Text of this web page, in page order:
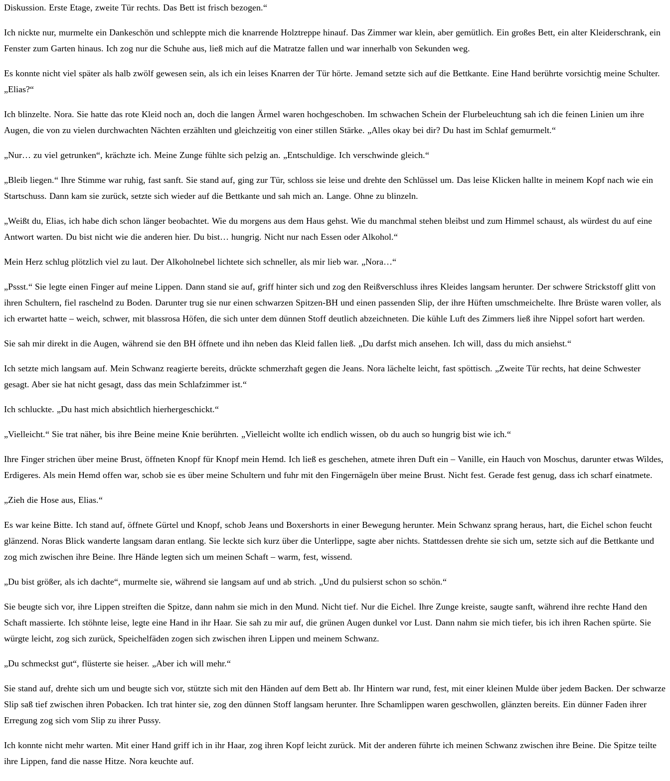
Diskussion. Erste Etage, zweite Tür rechts. Das Bett ist frisch bezogen.“
Ich nickte nur, murmelte ein Dankeschön und schleppte mich die knarrende Holztreppe hinauf. Das Zimmer war klein, aber gemütlich. Ein großes Bett, ein alter Kleiderschrank, ein
Fenster zum Garten hinaus. Ich zog nur die Schuhe aus, ließ mich auf die Matratze fallen und war innerhalb von Sekunden weg.
Es konnte nicht viel später als halb zwölf gewesen sein, als ich ein leises Knarren der Tür hörte. Jemand setzte sich auf die Bettkante. Eine Hand berührte vorsichtig meine Schulter.
„Elias?“
Ich blinzelte. Nora. Sie hatte das rote Kleid noch an, doch die langen Ärmel waren hochgeschoben. Im schwachen Schein der Flurbeleuchtung sah ich die feinen Linien um ihre
Augen, die von zu vielen durchwachten Nächten erzählten und gleichzeitig von einer stillen Stärke. „Alles okay bei dir? Du hast im Schlaf gemurmelt.“
„Nur… zu viel getrunken“, krächzte ich. Meine Zunge fühlte sich pelzig an. „Entschuldige. Ich verschwinde gleich.“
„Bleib liegen.“ Ihre Stimme war ruhig, fast sanft. Sie stand auf, ging zur Tür, schloss sie leise und drehte den Schlüssel um. Das leise Klicken hallte in meinem Kopf nach wie ein
Startschuss. Dann kam sie zurück, setzte sich wieder auf die Bettkante und sah mich an. Lange. Ohne zu blinzeln.
„Weißt du, Elias, ich habe dich schon länger beobachtet. Wie du morgens aus dem Haus gehst. Wie du manchmal stehen bleibst und zum Himmel schaust, als würdest du auf eine
Antwort warten. Du bist nicht wie die anderen hier. Du bist… hungrig. Nicht nur nach Essen oder Alkohol.“
Mein Herz schlug plötzlich viel zu laut. Der Alkoholnebel lichtete sich schneller, als mir lieb war. „Nora…“
„Pssst.“ Sie legte einen Finger auf meine Lippen. Dann stand sie auf, griff hinter sich und zog den Reißverschluss ihres Kleides langsam herunter. Der schwere Strickstoff glitt von
ihren Schultern, fiel raschelnd zu Boden. Darunter trug sie nur einen schwarzen Spitzen-BH und einen passenden Slip, der ihre Hüften umschmeichelte. Ihre Brüste waren voller, als
ich erwartet hatte – weich, schwer, mit blassrosa Höfen, die sich unter dem dünnen Stoff deutlich abzeichneten. Die kühle Luft des Zimmers ließ ihre Nippel sofort hart werden.
Sie sah mir direkt in die Augen, während sie den BH öffnete und ihn neben das Kleid fallen ließ. „Du darfst mich ansehen. Ich will, dass du mich ansiehst.“
Ich setzte mich langsam auf. Mein Schwanz reagierte bereits, drückte schmerzhaft gegen die Jeans. Nora lächelte leicht, fast spöttisch. „Zweite Tür rechts, hat deine Schwester
gesagt. Aber sie hat nicht gesagt, dass das mein Schlafzimmer ist.“
Ich schluckte. „Du hast mich absichtlich hierhergeschickt.“
„Vielleicht.“ Sie trat näher, bis ihre Beine meine Knie berührten. „Vielleicht wollte ich endlich wissen, ob du auch so hungrig bist wie ich.“
Ihre Finger strichen über meine Brust, öffneten Knopf für Knopf mein Hemd. Ich ließ es geschehen, atmete ihren Duft ein – Vanille, ein Hauch von Moschus, darunter etwas Wildes,
Erdigeres. Als mein Hemd offen war, schob sie es über meine Schultern und fuhr mit den Fingernägeln über meine Brust. Nicht fest. Gerade fest genug, dass ich scharf einatmete.
„Zieh die Hose aus, Elias.“
Es war keine Bitte. Ich stand auf, öffnete Gürtel und Knopf, schob Jeans und Boxershorts in einer Bewegung herunter. Mein Schwanz sprang heraus, hart, die Eichel schon feucht
glänzend. Noras Blick wanderte langsam daran entlang. Sie leckte sich kurz über die Unterlippe, sagte aber nichts. Stattdessen drehte sie sich um, setzte sich auf die Bettkante und
zog mich zwischen ihre Beine. Ihre Hände legten sich um meinen Schaft – warm, fest, wissend.
„Du bist größer, als ich dachte“, murmelte sie, während sie langsam auf und ab strich. „Und du pulsierst schon so schön.“
Sie beugte sich vor, ihre Lippen streiften die Spitze, dann nahm sie mich in den Mund. Nicht tief. Nur die Eichel. Ihre Zunge kreiste, saugte sanft, während ihre rechte Hand den
Schaft massierte. Ich stöhnte leise, legte eine Hand in ihr Haar. Sie sah zu mir auf, die grünen Augen dunkel vor Lust. Dann nahm sie mich tiefer, bis ich ihren Rachen spürte. Sie
würgte leicht, zog sich zurück, Speichelfäden zogen sich zwischen ihren Lippen und meinem Schwanz.
„Du schmeckst gut“, flüsterte sie heiser. „Aber ich will mehr.“
Sie stand auf, drehte sich um und beugte sich vor, stützte sich mit den Händen auf dem Bett ab. Ihr Hintern war rund, fest, mit einer kleinen Mulde über jedem Backen. Der schwarze
Slip saß tief zwischen ihren Pobacken. Ich trat hinter sie, zog den dünnen Stoff langsam herunter. Ihre Schamlippen waren geschwollen, glänzten bereits. Ein dünner Faden ihrer
Erregung zog sich vom Slip zu ihrer Pussy.
Ich konnte nicht mehr warten. Mit einer Hand griff ich in ihr Haar, zog ihren Kopf leicht zurück. Mit der anderen führte ich meinen Schwanz zwischen ihre Beine. Die Spitze teilte
ihre Lippen, fand die nasse Hitze. Nora keuchte auf.